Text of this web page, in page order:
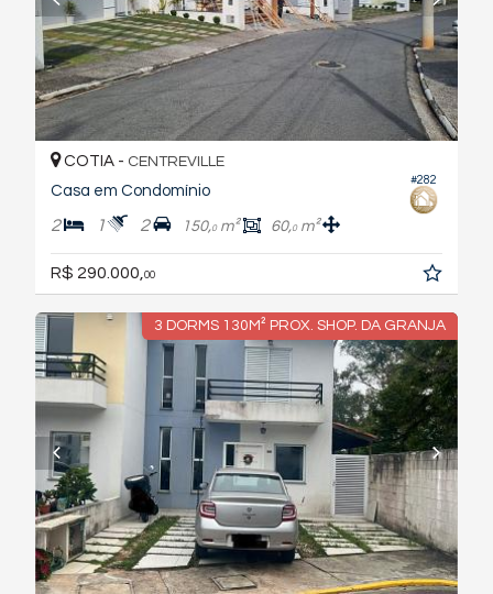
#282
COTIA - CENTREVILLE
Casa em Condomínio
2 1 2 150,0m² 60,0m²
R$ 290.000, 00
3 DORMS 130M² PROX. SHOP. DA GRANJA